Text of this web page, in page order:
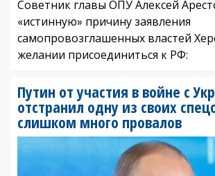
Советник главы ОПУ Алексей
«истинную» причину заявления
самопровозглашенных властей
желании присоединиться к РФ:
Путин от участия в войне с
отстранил одну из своих
слишком много провалов